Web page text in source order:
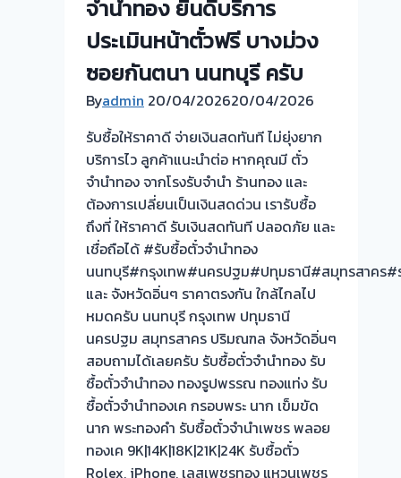
วัน
นี้
ให้
บริการ
ลูกค้า
สวัสดิ์
ปลาย
บาง
นนทบุรี
ครับ
ทอง
ช่วง
นี้
ผันผวน
มาก
จะ
บริการ
ให้
ดี
ที่สุด
จำนำทอง ยินดีบริการ
ประเมินหน้าตั๋วฟรี บางม่วง
ซอยกันตนา นนทบุรี ครับ
Byadmin 20/04/202620/04/2026
รับซื้อให้ราคาดี จ่ายเงินสดทันที ไม่ยุ่งยาก
บริการไว ลูกค้าแนะนำต่อ หากคุณมี ตั๋ว
จำนำทอง จากโรงรับจำนำ ร้านทอง และ
ต้องการเปลี่ยนเป็นเงินสดด่วน เรารับซื้อ
ถึงที่ ให้ราคาดี รับเงินสดทันที ปลอดภัย และ
เชื่อถือได้ #รับซื้อตั๋วจำนำทอง
นนทบุรี#กรุงเทพ#นครปฐม#ปทุมธานี#สมุทรสาคร#
และ จังหวัดอิ่นๆ ราคาตรงกัน ใกล้ไกลไป
หมดครับ นนทบุรี กรุงเทพ ปทุมธานี
นครปฐม สมุทรสาคร ปริมณฑล จังหวัดอิ่นๆ
สอบถามได้เลยครับ รับซื้อตั๋วจำนำทอง รับ
ซื้อตั๋วจำนำทอง ทองรูปพรรณ ทองแท่ง รับ
ซื้อตั๋วจำนำทองเค กรอบพระ นาก เข็มขัด
นาก พระทองคำ รับซื้อตั๋วจำนำเพชร พลอย
ทองเค 9K|14K|18K|21K|24K รับซื้อตั๋ว
Rolex, iPhone, เลสเพชรทอง แหวนเพชร